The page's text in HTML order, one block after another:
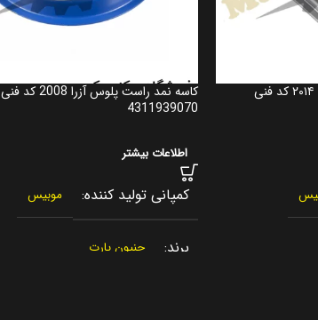
فیلتر گیربکس هیوندای اکسنت ۲۰۱۴ کد فنی
کاسه نمد راست پلوس آزرا 2008 کد فنی
4311939070
اطلاعات بیشتر
کمپانی تولید کننده موبیس
برند جنیون پارت